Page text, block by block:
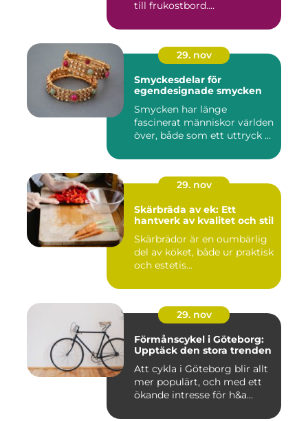
till frukostbord....
29. nov
Smyckesdelar för
egendesignade smycken
Smycken har länge
fascinerat människor världen
över, både som ett uttryck ...
29. nov
Skärbräda av ek: Ett
hantverk av kvalitet och stil
Skärbrädor är en oumbärlig
del av köket, både ur praktisk
och estetis...
29. nov
Förmånscykel i Göteborg:
Upptäck den stora trenden
Att cykla i Göteborg blir allt
mer populärt, och med ett
ökande intresse för h&a...